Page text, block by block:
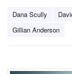
Dana Scully
Gillian Anderson